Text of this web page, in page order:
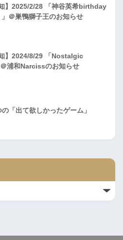
知】2025/2/28 「神谷英希birthday
＠巣鴨獅子王のお知らせ
知】2024/8/29 「Nostalgic
浦和Narcissのお知らせ
「出て欲しかったゲーム」